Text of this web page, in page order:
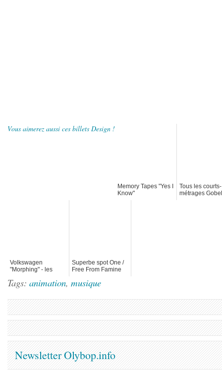
Vous aimerez aussi ces billets Design !
Memory Tapes "Yes I
Know"
Tous les courts-
métrages
Volkswagen
"Morphing" - les
représentent les
gens
Superbe spot One /
Free From Famine
Tags: animation, musique
Newsletter Olybop.info